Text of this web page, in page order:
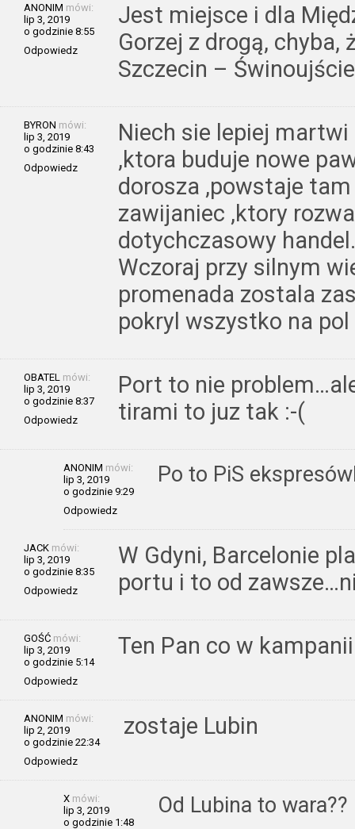
ANONIM mówi:
lip 3, 2019
o godzinie 8:55
Odpowiedz
Jest miejsce i dla
Gorzej z drogą,
Szczecin –
BYRON mówi:
lip 3, 2019
o godzinie 8:43
Odpowiedz
Niech sie lepiej
,ktora buduje nowe
dorosza ,powstaje
zawijaniec ,ktory
dotychczasowy
Wczoraj przy silnym
promenada zostala
pokryl wszystko na
OBATEL mówi:
lip 3, 2019
o godzinie 8:37
Odpowiedz
Port to nie
tirami to juz tak :-(
ANONIM mówi:
lip 3, 2019
o godzinie 9:29
Odpowiedz
Po to PiS
JACK mówi:
lip 3, 2019
o godzinie 8:35
Odpowiedz
W Gdyni, Barcelonie
portu i to od
GOŚĆ mówi:
lip 3, 2019
o godzinie 5:14
Odpowiedz
Ten Pan co w kampanii
ANONIM mówi:
lip 2, 2019
o godzinie 22:34
Odpowiedz
zostaje Lubin
X mówi:
lip 3, 2019
o godzinie 1:48
Od Lubina to wara??